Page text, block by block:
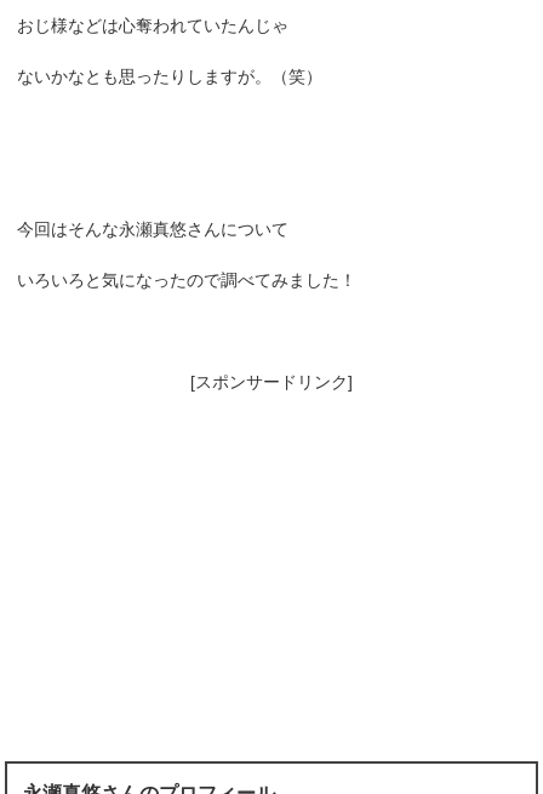
おじ様などは心奪われていたんじゃ
ないかなとも思ったりしますが。（笑）
今回はそんな永瀬真悠さんについて
いろいろと気になったので調べてみました！
[スポンサードリンク]